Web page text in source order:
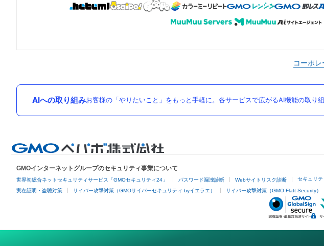
コーポレ
AIへの取り組みお客様の「やりたいこと」をもっと手軽に。各サービスで広がるAI機能の取り
GMOインターネットグループのセキュリティ事業について
世界初総合ネットセキュリティサービス「GMOセキュリティ24」 パスワード漏洩診断 Webサイトリスク診断 セキュリテ
実在証明・盗聴対策 サイバー攻撃対策（GMOサイバーセキュリティ byイエラエ） サイバー攻撃対策（GMO Flatt Security）